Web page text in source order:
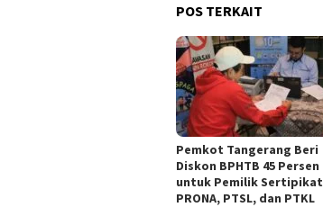
POS TERKAIT
Pemkot Tangerang Beri
Diskon BPHTB 45 Persen
untuk Pemilik Sertipikat
PRONA, PTSL, dan PTKL